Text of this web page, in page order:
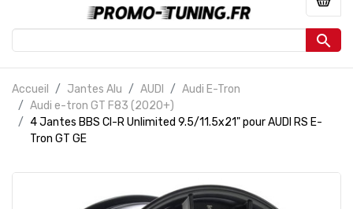

Accueil Jantes Alu AUDI
Audi E-Tron
Audi e-tron GT F83 (2020+)
4 Jantes BBS CI-R Unlimited 9.5/11.5x21" pour AUDI RS E-
Tron GT GE